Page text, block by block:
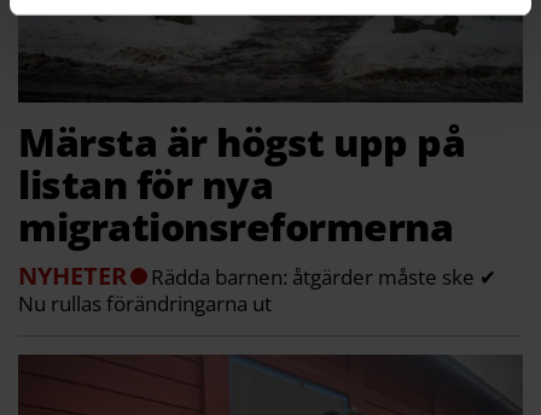
Märsta är högst upp på
listan för nya
migrationsreformerna
NYHETER
Rädda barnen: åtgärder måste ske ✔
Nu rullas förändringarna ut